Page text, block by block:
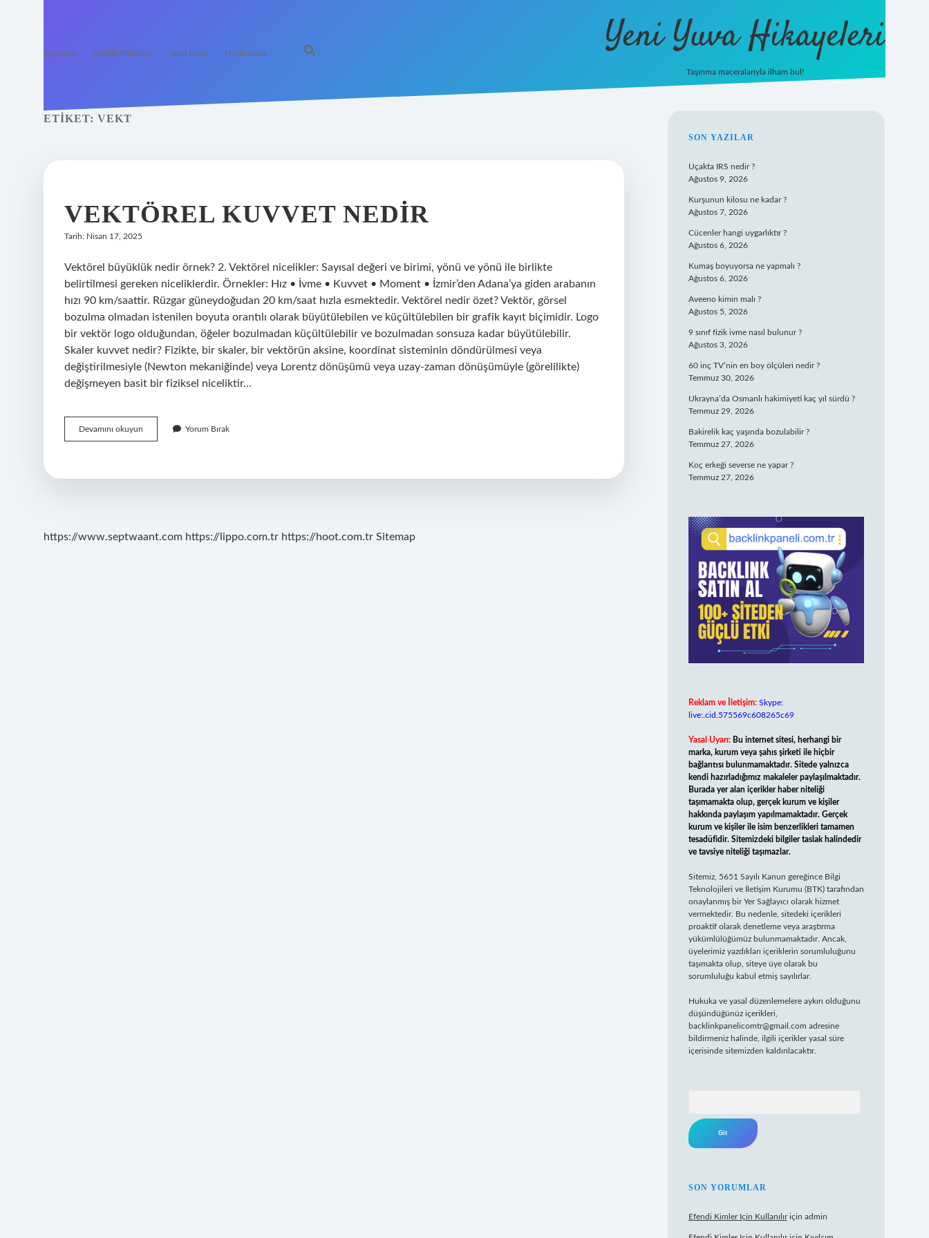
Anasayfa Gizlilik Politikası Yasal Uyarı Hakkımızda Yeni Yuva Hikayeleri
Taşınma maceralarıyla ilham bul!
ETIKET: VEKT
VEKTÖREL KUVVET NEDIR
Tarih: Nisan 17, 2025
Vektörel büyüklük nedir örnek? 2. Vektörel nicelikler: Sayısal değeri ve birimi, yönü ve yönü ile birlikte
belirtilmesi gereken niceliklerdir. Örnekler: Hız • İvme • Kuvvet • Moment • İzmir’den Adana’ya giden arabanın
hızı 90 km/saattir. Rüzgar güneydoğudan 20 km/saat hızla esmektedir. Vektörel nedir özet? Vektör, görsel
bozulma olmadan istenilen boyuta orantılı olarak büyütülebilen ve küçültülebilen bir grafik kayıt biçimidir. Logo
bir vektör logo olduğundan, öğeler bozulmadan küçültülebilir ve bozulmadan sonsuza kadar büyütülebilir.
Skaler kuvvet nedir? Fizikte, bir skaler, bir vektörün aksine, koordinat sisteminin döndürülmesi veya
değiştirilmesiyle (Newton mekaniğinde) veya Lorentz dönüşümü veya uzay-zaman dönüşümüyle (görelilikte)
değişmeyen basit bir fiziksel niceliktir…
Devamını okuyun
Kuvvet
Yorum Bırak
https://www.septwaant.com https://lippo.com.tr https://hoot.com.tr Sitemap
SIDEBAR
SON YAZILAR
Uçakta IRS nedir ?
Ağustos 9, 2026
Kurşunun kilosu ne kadar ?
Ağustos 7, 2026
Cücenler hangi uygarlıktır ?
Ağustos 6, 2026
Kumaş boyuyorsa ne yapmalı ?
Ağustos 6, 2026
Aveeno kimin malı ?
Ağustos 5, 2026
9 sınıf fizik ivme nasıl bulunur ?
Ağustos 3, 2026
60 inç TV’nin en boy ölçüleri nedir ?
Temmuz 30, 2026
Ukrayna’da Osmanlı hakimiyeti kaç yıl sürdü ?
Temmuz 29, 2026
Bakirelik kaç yaşında bozulabilir ?
Temmuz 27, 2026
Koç erkeği severse ne yapar ?
Temmuz 27, 2026
Reklam ve İletişim: Skype:
live:.cid.575569c608265c69
Yasal Uyarı: Bu internet sitesi, herhangi bir
marka, kurum veya şahıs şirketi ile hiçbir
bağlantısı bulunmamaktadır. Sitede yalnızca
kendi hazırladığımız makaleler paylaşılmaktadır.
Burada yer alan içerikler haber niteliği
taşımamakta olup, gerçek kurum ve kişiler
hakkında paylaşım yapılmamaktadır. Gerçek
kurum ve kişiler ile isim benzerlikleri tamamen
tesadüfidir. Sitemizdeki bilgiler taslak halindedir
ve tavsiye niteliği taşımazlar.
Sitemiz, 5651 Sayılı Kanun gereğince Bilgi
Teknolojileri ve İletişim Kurumu (BTK) tarafından
onaylanmış bir Yer Sağlayıcı olarak hizmet
vermektedir. Bu nedenle, sitedeki içerikleri
proaktif olarak denetleme veya araştırma
yükümlülüğümüz bulunmamaktadır. Ancak,
üyelerimiz yazdıkları içeriklerin sorumluluğunu
taşımakta olup, siteye üye olarak bu
sorumluluğu kabul etmiş sayılırlar.
Hukuka ve yasal düzenlemelere aykırı olduğunu
düşündüğünüz içerikleri,
backlinkpanelicomtr@gmail.com adresine
bildirmeniz halinde, ilgili içerikler yasal süre
içerisinde sitemizden kaldırılacaktır.
SON YORUMLAR
Efendi Kimler Için Kullanılıriçin admin